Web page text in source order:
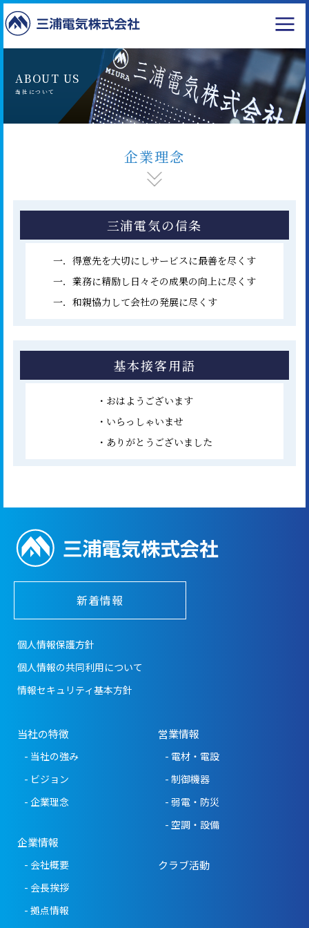
ABOUT US
当社について
企業理念
三浦電気の信条
一．得意先を大切にしサービスに最善を尽くす
一．業務に精励し日々その成果の向上に尽くす
一．和親協力して会社の発展に尽くす
基本接客用語
・おはようございます
・いらっしゃいませ
・ありがとうございました
新着情報
個人情報保護方針
個人情報の共同利用について
情報セキュリティ基本方針
当社の特徴
- 当社の強み
- ビジョン
- 企業理念
企業情報
- 会社概要
- 会長挨拶
- 拠点情報
営業情報
- 電材・電設
- 制御機器
- 弱電・防災
- 空調・設備
クラブ活動